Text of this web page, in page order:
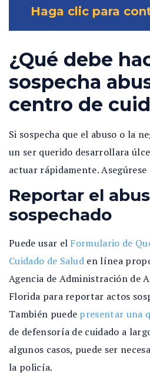
Haga clic para
¿Qué debe
sospecha
centro de
Si sospecha que el abuso o la
un ser querido desarrollara
actuar rápidamente. Asegúrese
Reportar el
sospechado
Puede usar el Formulario de
Cuidado de Salud en línea
Agencia de Administración de
Florida para reportar actos
También puede presentar una
de defensoría de cuidado a
algunos casos, puede ser
la policía.